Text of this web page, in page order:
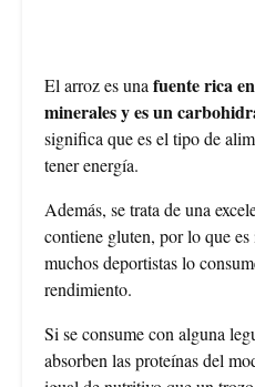
El arroz es unafuente rica
minerales y es un
significa que es el tipo de
tener energía.
Además, se trata de una
contiene gluten, por lo que
muchos deportistas lo
rendimiento.
Si se consume con alguna
absorben las proteínas del